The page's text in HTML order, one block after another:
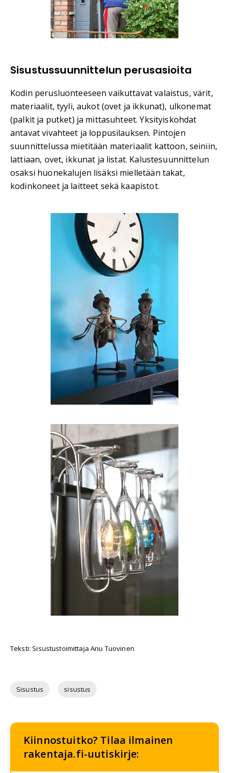
Sisustussuunnittelun perusasioita
Kodin perusluonteeseen vaikuttavat valaistus, värit,
materiaalit, tyyli, aukot (ovet ja ikkunat), ulkonemat
(palkit ja putket) ja mittasuhteet. Yksityiskohdat
antavat vivahteet ja loppusilauksen. Pintojen
suunnittelussa mietitään materiaalit kattoon, seiniin,
lattiaan, ovet, ikkunat ja listat. Kalustesuunnittelun
osaksi huonekalujen lisäksi mielletään takat,
kodinkoneet ja laitteet sekä kaapistot.
Teksti: Sisustustoimittaja Anu Tuovinen
Sisustus sisustus
Kiinnostuitko? Tilaa ilmainen
rakentaja.fi-uutiskirje: